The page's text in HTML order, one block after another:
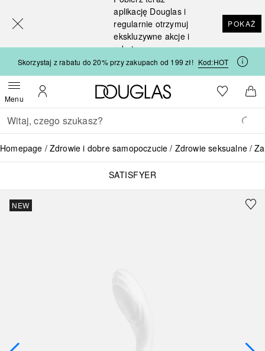
aplikację Douglas i
regularnie otrzymuj
ekskluzywne akcje i
rabaty
POKAŻ
Skorzystaj z rabatu do 20% przy zakupach od 199 zł! Kod:HOT
MenuOtwórz menuMoje konto
Strona główna Douglas
Do listyDo
Wracać
Wykonaj wyszukiwanie
Homepage Zdrowie i dobre samopoczucie Zdrowie seksualne
SATISFYER
NEW
[navigation.slideout.screenreader]